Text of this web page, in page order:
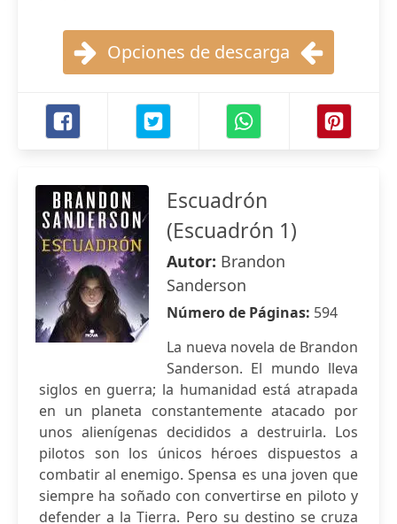
Opciones de descarga
Escuadrón
(Escuadrón 1)
Autor: Brandon
Sanderson
Número de Páginas: 594
La nueva novela de Brandon
Sanderson. El mundo lleva
siglos en guerra; la humanidad está atrapada
en un planeta constantemente atacado por
unos alienígenas decididos a destruirla. Los
pilotos son los únicos héroes dispuestos a
combatir al enemigo. Spensa es una joven que
siempre ha soñado con convertirse en piloto y
defender a la Tierra. Pero su destino se cruza